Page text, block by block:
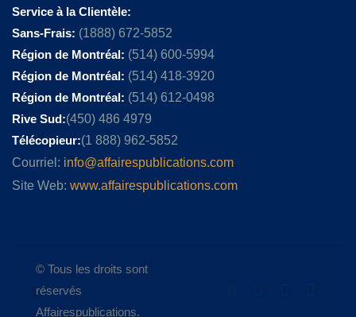
Service à la Clientèle:
Sans-Frais: (1888) 672-5852
Région de Montréal: (514) 600-5994
Région de Montréal: (514) 418-3920
Région de Montréal: (514) 612-0498
Rive Sud:(450) 486 4979
Télécopieur:(1 888) 962-5852
Courriel: info@affairespublications.com
Site Web: www.affairespublications.com
© Tous les droits sont
réservés
Affairespublications.